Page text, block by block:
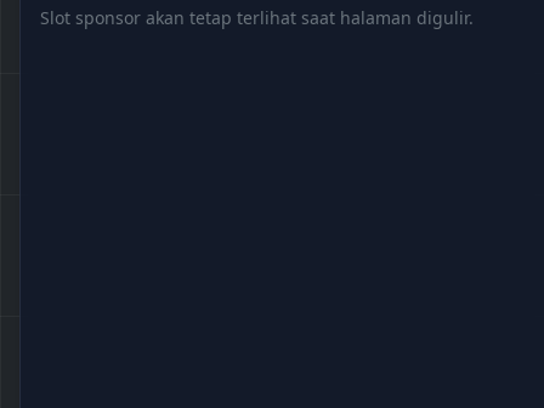
Slot sponsor akan tetap terlihat saat halaman digulir.